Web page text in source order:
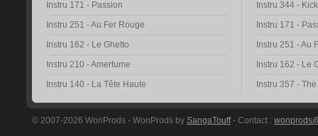
Instru 171 - Passion
Instru 251 - Au Fer Rouge
Instru 162 - Le Ghetto
Instru 210 - Amertume
Instru 140 - La Tête Haute
Instru 344 -
Instru 171 -
Instru 251 - Au
Instru 162 - Le
Instru 357 -
© 2007-2026 WonProds - WonProds by SangaTouff- Contact :